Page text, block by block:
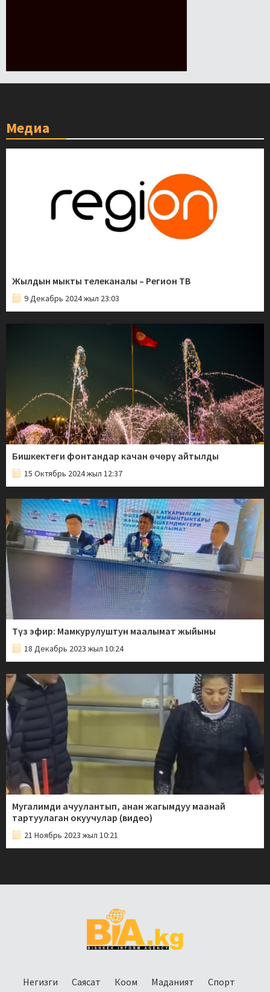
Медиа
Жылдын мыкты телеканалы – Регион ТВ
9 Декабрь 2024 жыл 23:03
Бишкектеги фонтандар качан өчөрү айтылды
15 Октябрь 2024 жыл 12:37
Түз эфир: Мамкурулуштун маалымат жыйыны
18 Декабрь 2023 жыл 10:24
Мугалимди ачуулантып, анан жагымдуу маанай
тартуулаган окуучулар (видео)
21 Ноябрь 2023 жыл 10:21
Негизги Саясат Коом Маданият Спорт